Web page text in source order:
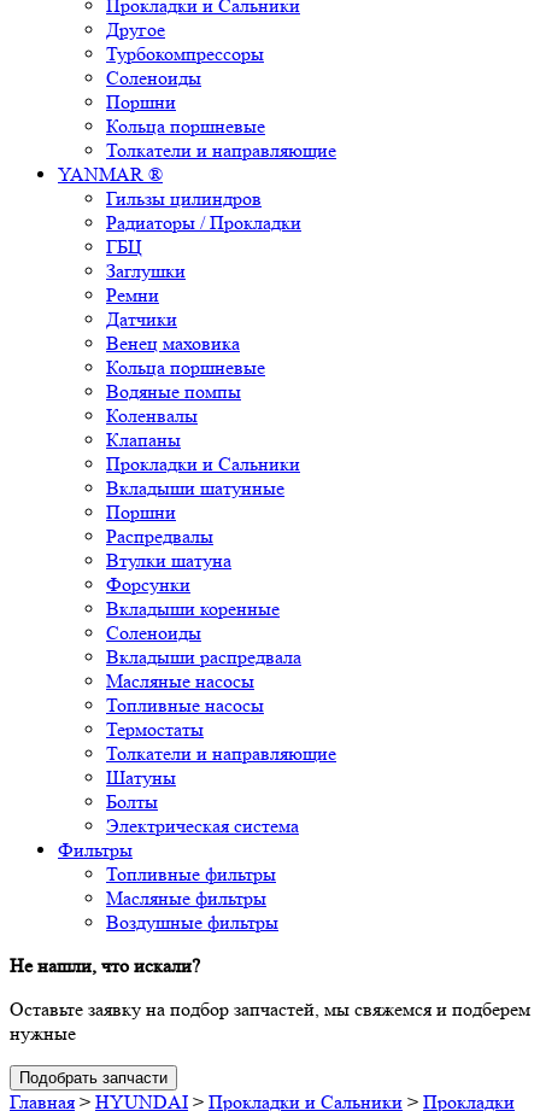
Прокладки и Сальники
Другое
Турбокомпрессоры
Соленоиды
Поршни
Кольца поршневые
Толкатели и направляющие
YANMAR ®
Гильзы цилиндров
Радиаторы / Прокладки
ГБЦ
Заглушки
Ремни
Датчики
Венец маховика
Кольца поршневые
Водяные помпы
Коленвалы
Клапаны
Прокладки и Сальники
Вкладыши шатунные
Поршни
Распредвалы
Втулки шатуна
Форсунки
Вкладыши коренные
Соленоиды
Вкладыши распредвала
Масляные насосы
Топливные насосы
Термостаты
Толкатели и направляющие
Шатуны
Болты
Электрическая система
Фильтры
Топливные фильтры
Масляные фильтры
Воздушные фильтры
Не нашли, что искали?
Оставьте заявку на подбор запчастей, мы свяжемся и подберем
нужные
Подобрать запчасти
Главная > HYUNDAI > Прокладки и Сальники > Прокладки